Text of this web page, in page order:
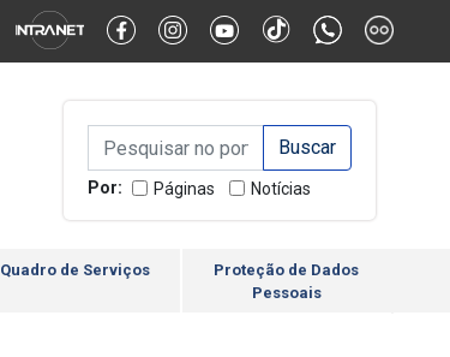
Alternar Alto Contraste Alternar Tamanho da Fonte
Campo de Busca de
Campo de Busca de informaçõesEnviar a Busca
Por: Páginas Notícias
Quadro de Serviços
Proteção de Dados
Pessoais